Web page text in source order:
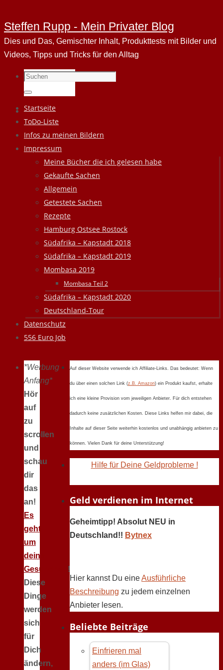
Steffen Rupp - Mein Privater Blog
Dies und Das, Gemischter Inhalt, Produkttests mit Bilder und
Videos, Tipps und Tricks für den Alltag
Suchen
nach:
Suchen
Zum
Inhalt
springen
Startseite
ToDo-Liste
Infos zu meinen Bildern
Impressum
Meine Bücher die ich gelesen habe
Gekaufte Sachen
Allgemein
Getestete Sachen
Rezepte
Hamburg Ostsee Rostock
Südafrika – Kapstadt 2018
Südafrika – Kapstadt 2019
Mombasa 2019
Mombasa Teil 2
Südafrika – Kapstadt 2020
Deutschland-Tour
Datenschutz
556 Euro Job
*Werbung
Anfang*
Hör
auf
zu
scrollen
und
schau
dir
das
an!
Es
geht
um
deine
Gesundheit !
Diese
Dinge
werden
sich
für
Dich
ändern,
Auf dieser Website verwende ich Affiliate-Links. Das bedeutet: Wenn
du über einen solchen Link (z.B. Amazon) ein Produkt kaufst, erhalte
ich eine kleine Provision vom jeweiligen Anbieter. Für dich entstehen
dadurch keine zusätzlichen Kosten. Diese Links helfen mir dabei, die
Inhalte auf dieser Seite weiterhin kostenlos und unabhängig anbieten zu
können. Vielen Dank für deine Unterstützung!
Hilfe für Deine Geldprobleme !
Geld verdienen im Internet
Geheimtipp! Absolut NEU in
Deutschland!! Bytnex
Hier kannst Du eineAusführliche
Beschreibung zu jedem einzelnen
Anbieter lesen.
Beliebte Beiträge
Einfrieren mal
anders (im Glas)